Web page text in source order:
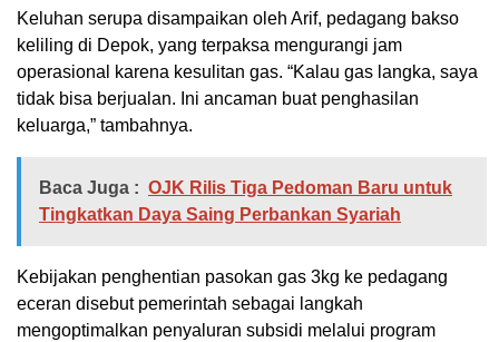
Keluhan serupa disampaikan oleh Arif, pedagang bakso
keliling di Depok, yang terpaksa mengurangi jam
operasional karena kesulitan gas. “Kalau gas langka, saya
tidak bisa berjualan. Ini ancaman buat penghasilan
keluarga,” tambahnya.
Baca Juga : OJK Rilis Tiga Pedoman Baru untuk
Tingkatkan Daya Saing Perbankan Syariah
Kebijakan penghentian pasokan gas 3kg ke pedagang
eceran disebut pemerintah sebagai langkah
mengoptimalkan penyaluran subsidi melalui program